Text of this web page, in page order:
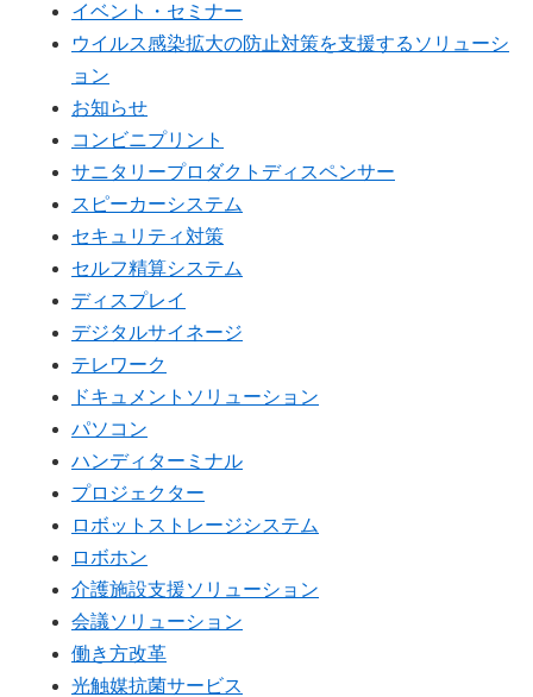
イベント・セミナー
ウイルス感染拡大の防止対策を支援するソリューシ
ョン
お知らせ
コンビニプリント
サニタリープロダクトディスペンサー
スピーカーシステム
セキュリティ対策
セルフ精算システム
ディスプレイ
デジタルサイネージ
テレワーク
ドキュメントソリューション
パソコン
ハンディターミナル
プロジェクター
ロボットストレージシステム
ロボホン
介護施設支援ソリューション
会議ソリューション
働き方改革
光触媒抗菌サービス